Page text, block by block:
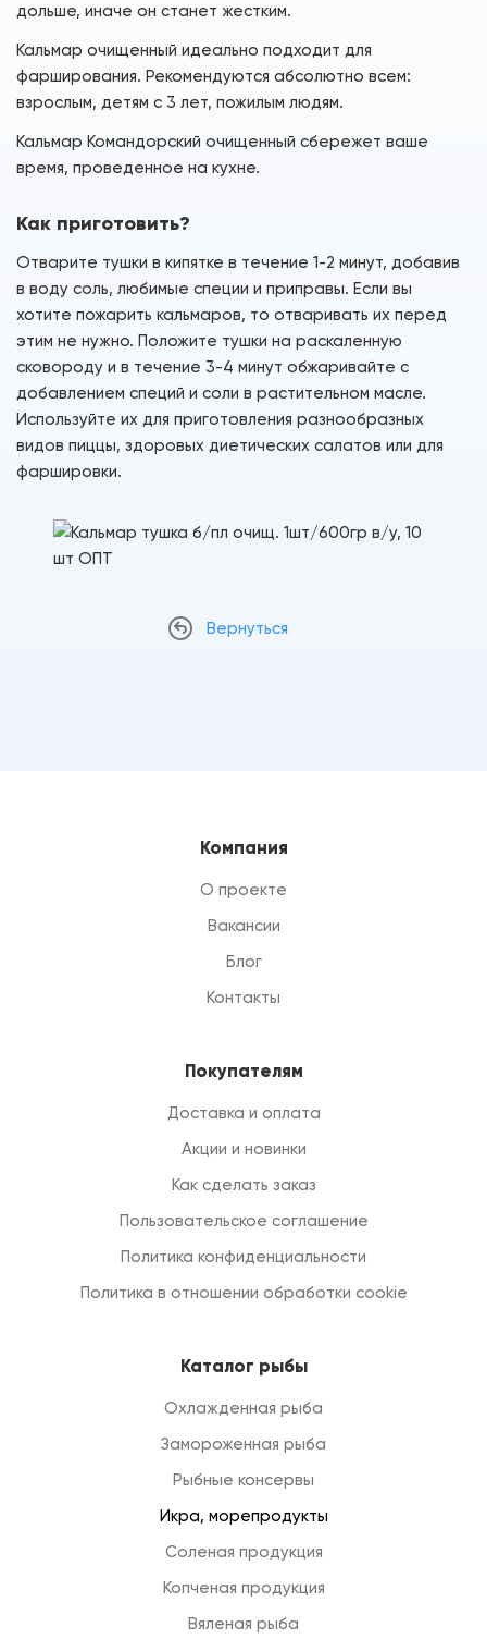
дольше, иначе он станет жестким.
Кальмар очищенный идеально подходит для
фарширования. Рекомендуются абсолютно всем:
взрослым, детям с 3 лет, пожилым людям.
Кальмар Командорский очищенный сбережет ваше
время, проведенное на кухне.
Как приготовить?
Отварите тушки в кипятке в течение 1-2 минут, добавив
в воду соль, любимые специи и приправы. Если вы
хотите пожарить кальмаров, то отваривать их перед
этим не нужно. Положите тушки на раскаленную
сковороду и в течение 3-4 минут обжаривайте с
добавлением специй и соли в растительном масле.
Используйте их для приготовления разнообразных
видов пиццы, здоровых диетических салатов или для
фаршировки.
Вернуться
Компания
О проекте
Вакансии
Блог
Контакты
Покупателям
Доставка и оплата
Акции и новинки
Как сделать заказ
Пользовательское соглашение
Политика конфиденциальности
Политика в отношении обработки cookie
Каталог рыбы
Охлажденная рыба
Замороженная рыба
Рыбные консервы
Икра, морепродукты
Соленая продукция
Копченая продукция
Вяленая рыба